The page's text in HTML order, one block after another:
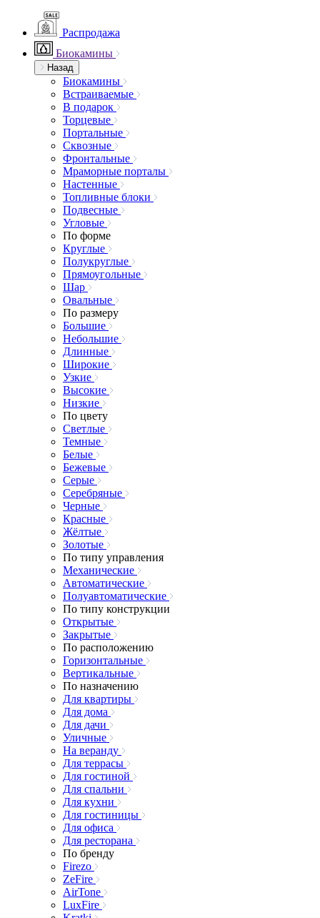
Распродажа
Биокамины
Назад
Биокамины
Встраиваемые
В подарок
Торцевые
Портальные
Сквозные
Фронтальные
Мраморные порталы
Настенные
Топливные блоки
Подвесные
Угловые
По форме
Круглые
Полукруглые
Прямоугольные
Шар
Овальные
По размеру
Большие
Небольшие
Длинные
Широкие
Узкие
Высокие
Низкие
По цвету
Светлые
Темные
Белые
Бежевые
Серые
Серебряные
Черные
Красные
Жёлтые
Золотые
По типу управления
Механические
Автоматические
Полуавтоматические
По типу конструкции
Открытые
Закрытые
По расположению
Горизонтальные
Вертикальные
По назначению
Для квартиры
Для дома
Для дачи
Уличные
На веранду
Для террасы
Для гостиной
Для спальни
Для кухни
Для гостиницы
Для офиса
Для ресторана
По бренду
Firezo
ZeFire
AirTone
LuxFire